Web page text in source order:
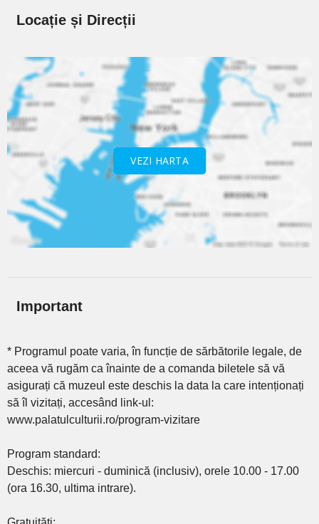
Locație și Direcții
VEZI HARTA
Important
* Programul poate varia, în funcție de sărbătorile legale, de
aceea vă rugăm ca înainte de a comanda biletele să vă
asigurați că muzeul este deschis la data la care intenționați
să îl vizitați, accesând link-ul:
www.palatulculturii.ro/program-vizitare
Program standard:
Deschis: miercuri - duminică (inclusiv), orele 10.00 - 17.00
(ora 16.30, ultima intrare).